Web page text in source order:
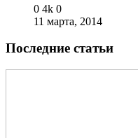
0 4k 0
11 марта, 2014
Последние статьи